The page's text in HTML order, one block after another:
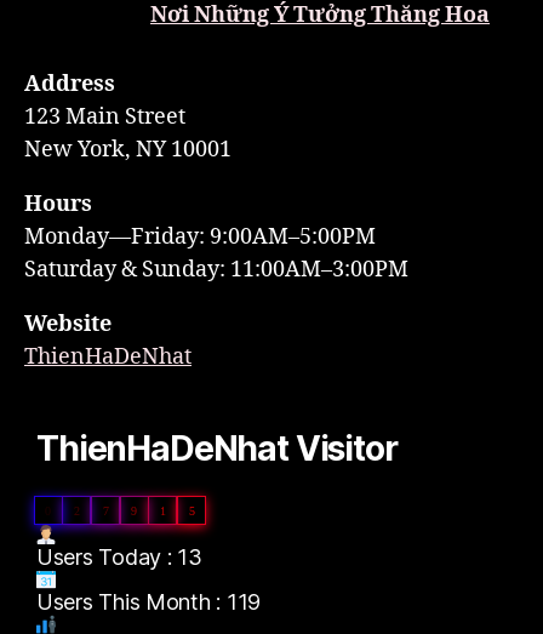
Nơi Những Ý Tưởng Thăng Hoa
Address
123 Main Street
New York, NY 10001
Hours
Monday—Friday: 9:00AM–5:00PM
Saturday & Sunday: 11:00AM–3:00PM
Website
ThienHaDeNhat
ThienHaDeNhat Visitor
2 7 9 1 5
Users Today : 13
Users This Month : 119